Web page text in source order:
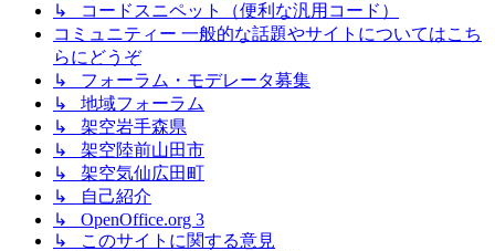
↳ コードスニペット（便利な汎用コード）
コミュニティー 一般的な話題やサイトについてはこち
らにどうぞ
↳ フォーラム・モデレータ募集
↳ 地域フォーラム
↳ 架空岩手森県
↳ 架空陸前山田市
↳ 架空気仙広田町
↳ 自己紹介
↳ OpenOffice.org 3
↳ このサイトに関する意見